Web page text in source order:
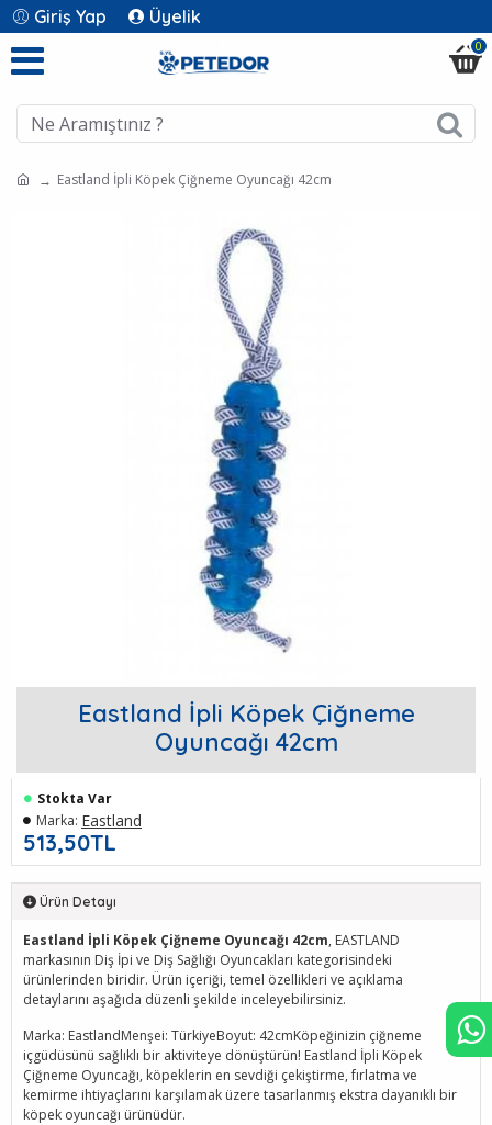
Giriş Yap Üyelik
0
Eastland İpli Köpek Çiğneme Oyuncağı 42cm
Eastland İpli Köpek Çiğneme
Oyuncağı 42cm
513,50TL
Stokta Var
Marka: Eastland
Ürün Detayı
Eastland İpli Köpek Çiğneme Oyuncağı 42cm, EASTLAND
markasının Diş İpi ve Diş Sağlığı Oyuncakları kategorisindeki
ürünlerinden biridir. Ürün içeriği, temel özellikleri ve açıklama
detaylarını aşağıda düzenli şekilde inceleyebilirsiniz.
Marka: EastlandMenşei: TürkiyeBoyut: 42cmKöpeğinizin çiğneme
içgüdüsünü sağlıklı bir aktiviteye dönüştürün! Eastland İpli Köpek
Çiğneme Oyuncağı, köpeklerin en sevdiği çekiştirme, fırlatma ve
kemirme ihtiyaçlarını karşılamak üzere tasarlanmış ekstra dayanıklı bir
köpek oyuncağı ürünüdür.